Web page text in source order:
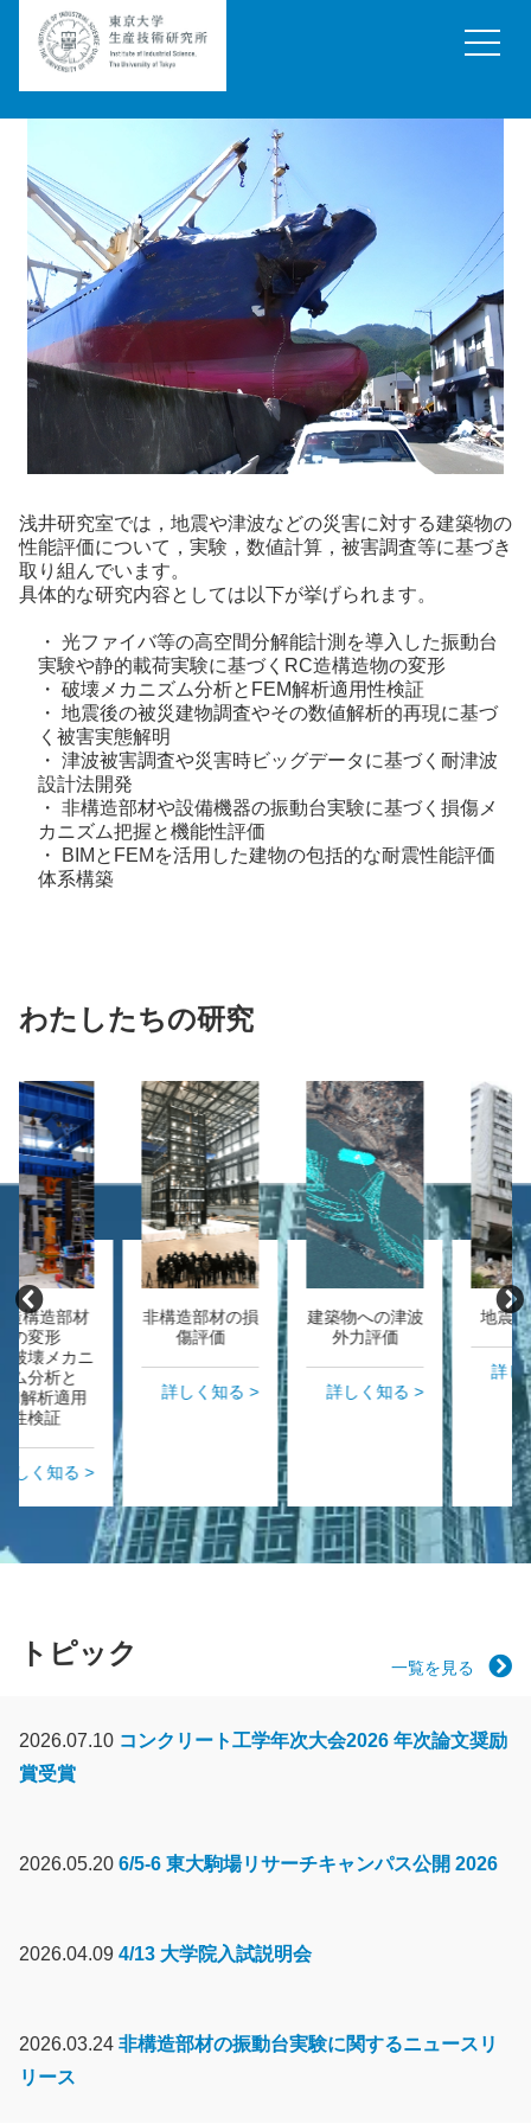
浅井研究室では，地震や津波などの災害に対する建築物の
性能評価について，実験，数値計算，被害調査等に基づき
取り組んでいます。
具体的な研究内容としては以下が挙げられます。
・ 光ファイバ等の高空間分解能計測を導入した振動台
実験や静的載荷実験に基づくRC造構造物の変形
・ 破壊メカニズム分析とFEM解析適用性検証
・ 地震後の被災建物調査やその数値解析的再現に基づ
く被害実態解明
・ 津波被害調査や災害時ビッグデータに基づく耐津波
設計法開発
・ 非構造部材や設備機器の振動台実験に基づく損傷メ
カニズム把握と機能性評価
・ BIMとFEMを活用した建物の包括的な耐震性能評価
体系構築
わたしたちの研究
非構造部材の損
詳しく知る >
建築物への津波
外力評価
詳しく知る >
地震被害調査
詳しく知る >
トピック 一覧を見る
2026.07.10 コンクリート工学年次大会2026 年次論文奨励
賞受賞
2026.05.20 6/5-6 東大駒場リサーチキャンパス公開 2026
2026.04.09 4/13 大学院入試説明会
2026.03.24 非構造部材の振動台実験に関するニュースリ
リース